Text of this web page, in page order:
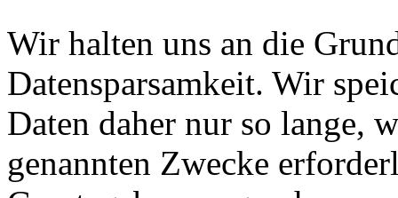
Wir halten uns an die
Datensparsamkeit. Wir
Daten daher nur so lange,
genannten Zwecke